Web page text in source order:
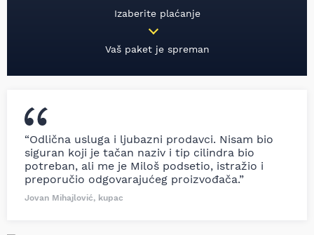
Izaberite plaćanje
Vaš paket je spreman
“Odlična usluga i ljubazni prodavci. Nisam bio
siguran koji je tačan naziv i tip cilindra bio
potreban, ali me je Miloš podsetio, istražio i
preporučio odgovarajućeg proizvođača.”
Jovan Mihajlović, kupac